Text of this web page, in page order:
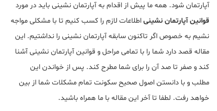
آپارتمان شود. همه ما پیش از اقدام به آپارتمان نشینی باید در مورد
قوانین آپارتمان نشینیاطلاعات لازم را کسب کنیم تا با مشکلی مواجه
نشیم به خصوص اگر تاکنون سابقه آپارتمان نشینی را نداشتیم. این
مقاله قصد دارد شما را با تمامی مراحل و قوانین آپارتمان نشینی آشنا
کند و صفر تا صد آن را برای شما مطرح کند. پس از خواندن این
مطلب و با دانستن اصول صحیح سکونت تمام مشکلات شما از بین
خواهد رفت. لطفا تا آخر این مقاله با ما همراه باشید.